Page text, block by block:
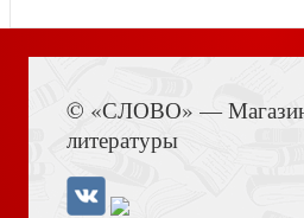
Книга пророка
© «СЛОВО» — Магазин
литературы